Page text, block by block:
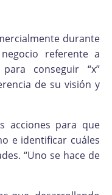
durante
referente a
conseguir “x”
de su visión y
acciones para que
e identificar cuáles
“Uno se hace de